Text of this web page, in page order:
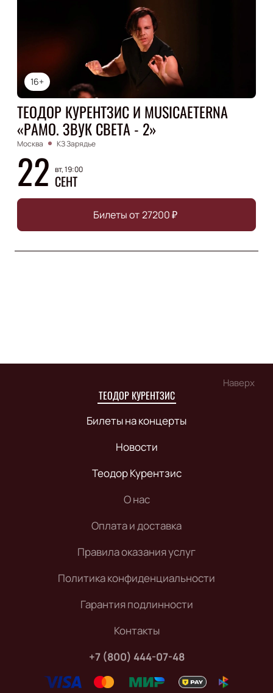
16+
ТЕОДОР КУРЕНТЗИС И MUSICAETERNA
«РАМО. ЗВУК СВЕТА - 2»
Москва КЗ Зарядье
22 вт, 19:00
СЕНТ
Билеты от27200₽
Наверх
ТЕОДОР КУРЕНТЗИС
Билеты на концерты
Новости
Теодор Курентзис
О нас
Оплата и доставка
Правила оказания услуг
Политика конфиденциальности
Гарантия подлинности
Контакты
+7 (800) 444-07-48